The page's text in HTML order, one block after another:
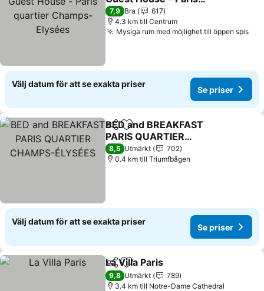
quartier Champs-Elysées
Se priser
7,9 Bra
617
4.3 km till Centrum
Mysiga rum med möjlighet till öppen spisSe
Välj datum för att se exakta priser
Se priser
Dela Lägg till i Mina Favoriter
BED and BREAKFAST
PARIS QUARTIER
CHAMPS-ÉLYSÉES
Se priser
8,5 Utmärkt
702
0.4 km till Triumfbågen
Välj datum för att se exakta priser
Se priser
Dela Lägg till i Mina Favoriter
La Villa Paris
9,8 Utmärkt
789
3.4 km till Notre-Dame Cathedral